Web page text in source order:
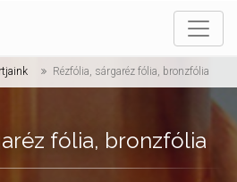
Rézfólia, sárgaréz fólia, bronzfólia
fólia, bronzfólia